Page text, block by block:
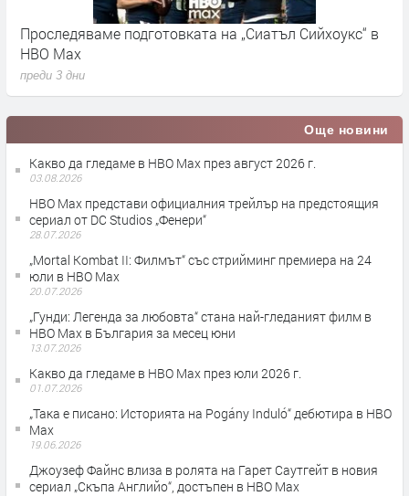
Проследяваме подготовката на „Сиатъл Сийхоукс“ в
HBO Max
преди 3 дни
Още новини
Какво да гледаме в HBO Max през август 2026 г.
03.08.2026
HBO Max представи официалния трейлър на предстоящия
сериал от DC Studios „Фенери“
28.07.2026
„Mortal Kombat II: Филмът“ със стрийминг премиера на 24
юли в HBO Max
20.07.2026
„Гунди: Легенда за любовта“ стана най-гледаният филм в
HBO Max в България за месец юни
13.07.2026
Какво да гледаме в HBO Max през юли 2026 г.
01.07.2026
„Така е писано: Историята на Pogány Induló“ дебютира в HBO
Max
19.06.2026
Джоузеф Файнс влиза в ролята на Гарет Саутгейт в новия
сериал „Скъпа Английо“, достъпен в HBO Max